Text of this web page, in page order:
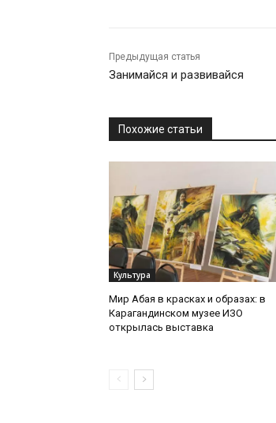
Предыдущая статья
Занимайся и развивайся
Похожие статьи
Культура
Мир Абая в красках и образах: в
Карагандинском музее ИЗО
открылась выставка